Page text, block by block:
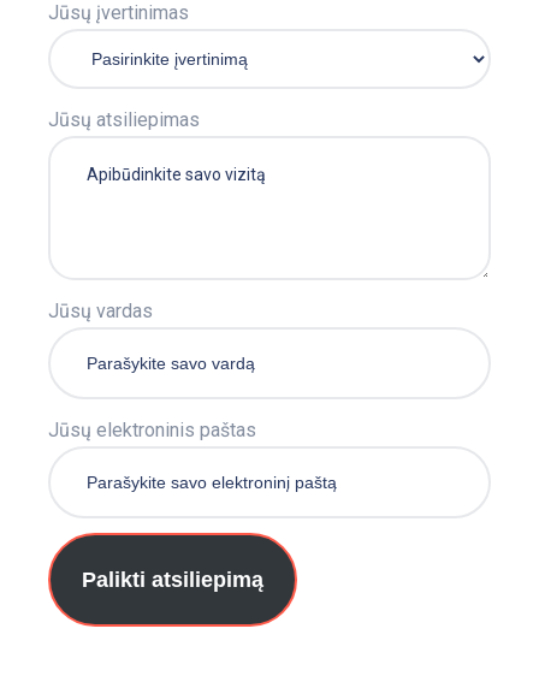
Jūsų įvertinimas
Jūsų atsiliepimas
Jūsų vardas
Jūsų elektroninis paštas
Palikti atsiliepimą